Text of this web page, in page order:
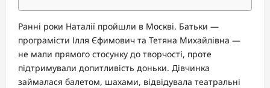
Ранні роки Наталії пройшли в Москві. Батьки —
програмісти Ілля Єфимович та Тетяна Михайлівна —
не мали прямого стосунку до творчості, проте
підтримували допитливість доньки. Дівчинка
займалася балетом, шахами, відвідувала театральні